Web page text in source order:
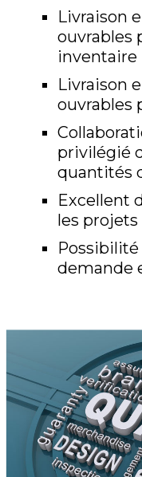
Livraison
ouvrables
inventaire
Livraison
ouvrables
privilégié
quantités
Excellent
les
demande